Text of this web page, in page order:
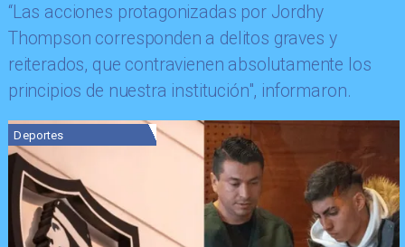
​“Las acciones protagonizadas por Jordhy
Thompson corresponden a delitos graves y
reiterados, que contravienen absolutamente los
principios de nuestra institución", informaron.
Deportes